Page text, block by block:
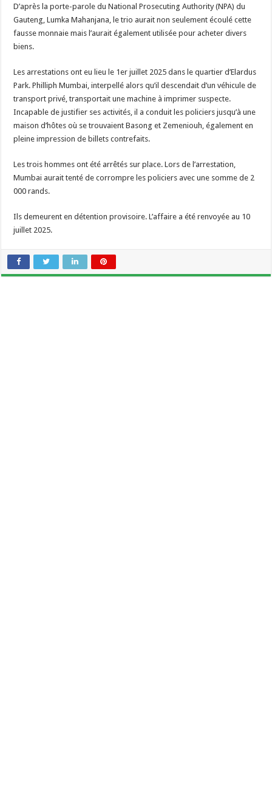
D’après la porte-parole du National Prosecuting Authority (NPA) du
Gauteng, Lumka Mahanjana, le trio aurait non seulement écoulé cette
fausse monnaie mais l’aurait également utilisée pour acheter divers
biens.
Les arrestations ont eu lieu le 1er juillet 2025 dans le quartier d’Elardus
Park. Philliph Mumbai, interpellé alors qu’il descendait d’un véhicule de
transport privé, transportait une machine à imprimer suspecte.
Incapable de justifier ses activités, il a conduit les policiers jusqu’à une
maison d’hôtes où se trouvaient Basong et Zemeniouh, également en
pleine impression de billets contrefaits.
Les trois hommes ont été arrêtés sur place. Lors de l’arrestation,
Mumbai aurait tenté de corrompre les policiers avec une somme de 2
000 rands.
Ils demeurent en détention provisoire. L’affaire a été renvoyée au 10
juillet 2025.